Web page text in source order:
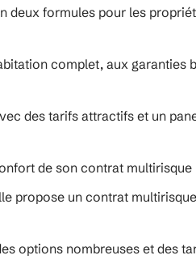
deux formules pour les
complet, aux garanties
des tarifs attractifs et un
de son contrat
propose un contrat
options nombreuses et des